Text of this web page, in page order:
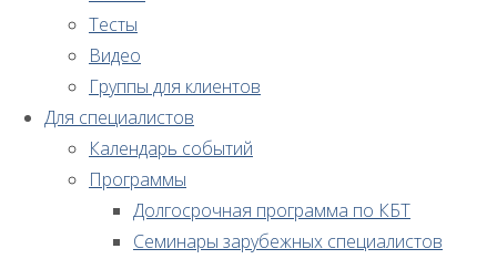
Тесты
Видео
Группы для клиентов
Для специалистов
Календарь событий
Программы
Долгосрочная программа по КБТ
Семинары зарубежных специалистов
родителей
Памятка